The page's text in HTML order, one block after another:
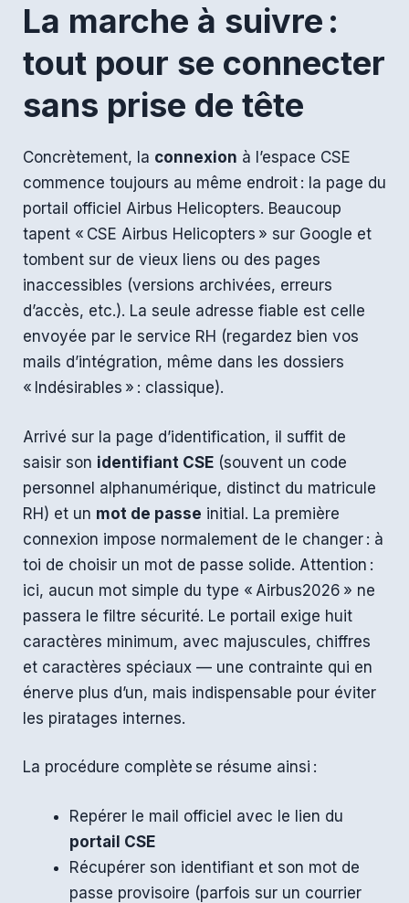
La marche à suivre :
tout pour se connecter
sans prise de tête
Concrètement, la connexion à l’espace CSE
commence toujours au même endroit : la page du
portail officiel Airbus Helicopters. Beaucoup
tapent « CSE Airbus Helicopters » sur Google et
tombent sur de vieux liens ou des pages
inaccessibles (versions archivées, erreurs
d’accès, etc.). La seule adresse fiable est celle
envoyée par le service RH (regardez bien vos
mails d’intégration, même dans les dossiers
« Indésirables » : classique).
Arrivé sur la page d’identification, il suffit de
saisir son identifiant CSE (souvent un code
personnel alphanumérique, distinct du matricule
RH) et un mot de passe initial. La première
connexion impose normalement de le changer : à
toi de choisir un mot de passe solide. Attention :
ici, aucun mot simple du type « Airbus2026 » ne
passera le filtre sécurité. Le portail exige huit
caractères minimum, avec majuscules, chiffres
et caractères spéciaux — une contrainte qui en
énerve plus d’un, mais indispensable pour éviter
les piratages internes.
La procédure complète se résume ainsi :
Repérer le mail officiel avec le lien du
portail CSE
Récupérer son identifiant et son mot de
passe provisoire (parfois sur un courrier